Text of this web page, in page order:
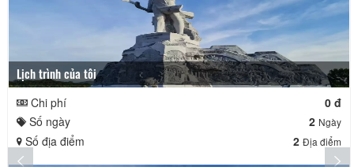
Lịch trình của tôi
Chi phí
0 đ
Số ngày
2 Ngày
Số địa điểm 2 Địa điểm